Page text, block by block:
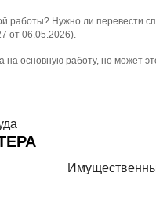
работы? Нужно ли перевести
от 06.05.2026).
основную работу, но может